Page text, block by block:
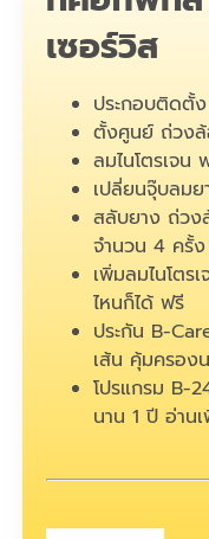
เซอร์วิส
ประกอบติดตั้
ตั้งศูนย์ ถ่วง
ลมไนโตรเจน
เปลี่ยนจุ๊บลม
สลับยาง ถ่ว
จำนวน 4 ครั้
เพิ่มลมไนโตร
ไหนก็ได้ ฟรี
ประกัน B-
เส้น คุ้มครอง
โปรแกรม B-
นาน 1 ปีอ่าน